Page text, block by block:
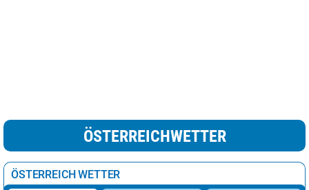
ÖSTERREICHWETTER
ÖSTERREICH WETTER